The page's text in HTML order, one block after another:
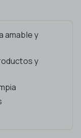
amable y
y